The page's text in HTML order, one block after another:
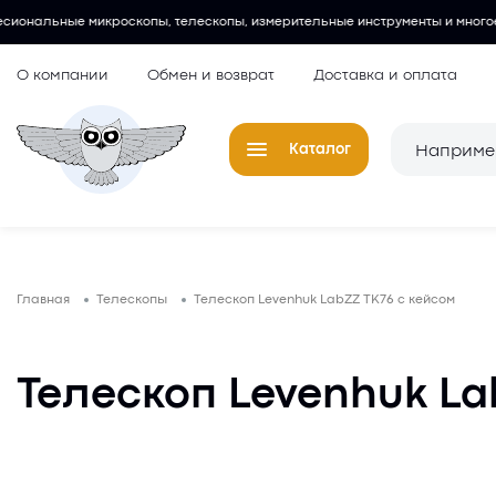
телескопы, измерительные инструменты и многое другое.
О компании Обмен и возврат Доставка и оплата
Каталог
Лупы
Главная Телескопы Телескоп Levenhuk LabZZ TK76 с кейсом
Телескоп Levenhuk